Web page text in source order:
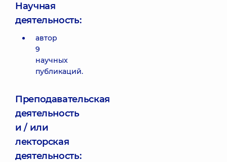
Научная
деятельность:
автор
9
научных
публикаций.
Преподавательская
деятельность
и / или
лекторская
деятельность: